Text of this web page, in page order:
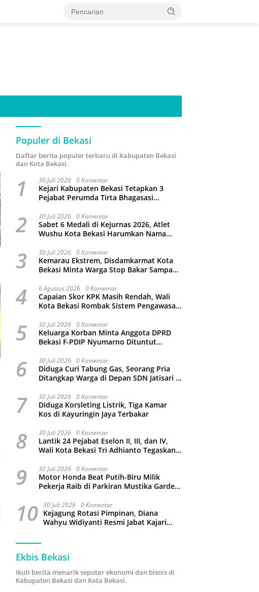
Populer di Bekasi
Daftar berita populer terbaru di Kabupaten Bekasi
dan Kota Bekasi.
1 30 Juli 2026 0 Komentar
Kejari Kabupaten Bekasi Tetapkan 3
Pejabat Perumda Tirta Bhagasasi
Miliar
2 30 Juli 2026 0 Komentar
Sabet 6 Medali di Kejurnas 2026, Atlet
Wushu Kota Bekasi Harumkan Nama
3 30 Juli 2026 0 Komentar
Kemarau Ekstrem, Disdamkarmat Kota
Bekasi Minta Warga Stop Bakar Sampah
4 6 Agustus 2026 0 Komentar
Capaian Skor KPK Masih Rendah, Wali
Kota Bekasi Rombak Sistem Pengawasan
5 30 Juli 2026 0 Komentar
Keluarga Korban Minta Anggota DPRD
Bekasi F-PDIP Nyumarno Dituntut
6 30 Juli 2026 0 Komentar
Diduga Curi Tabung Gas, Seorang Pria
Ditangkap Warga di Depan SDN Jatisari 1
7 30 Juli 2026 0 Komentar
Diduga Korsleting Listrik, Tiga Kamar
Kos di Kayuringin Jaya Terbakar
8 30 Juli 2026 0 Komentar
Lantik 24 Pejabat Eselon II, III, dan IV,
Wali Kota Bekasi Tri Adhianto Tegaskan
Komentar Medsos
9 30 Juli 2026 0 Komentar
Motor Honda Beat Putih-Biru Milik
Pekerja Raib di Parkiran Mustika Garden
10 30 Juli 2026 0 Komentar
Kejagung Rotasi Pimpinan, Diana
Wahyu Widiyanti Resmi Jabat Kajari
Ekbis Bekasi
Ikuti berita menarik seputar ekonomi dan bisnis di
Kabupaten Bekasi dan Kota Bekasi.